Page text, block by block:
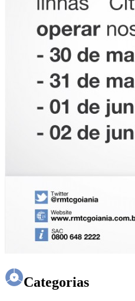
Categorias